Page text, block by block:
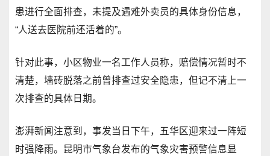
患进行全面排查，未提及遇难外卖员的具体身份信息，
“人送去医院前还活着的”。
针对此事，小区物业一名工作人员称，赔偿情况暂时不
清楚，墙砖脱落之前曾排查过安全隐患，但记不清上一
次排查的具体日期。
澎湃新闻注意到，事发当日下午，五华区迎来过一阵短
时强降雨。昆明市气象台发布的气象灾害预警信息显